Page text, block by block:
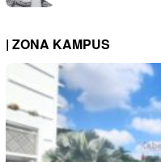
| ZONA KAMPUS